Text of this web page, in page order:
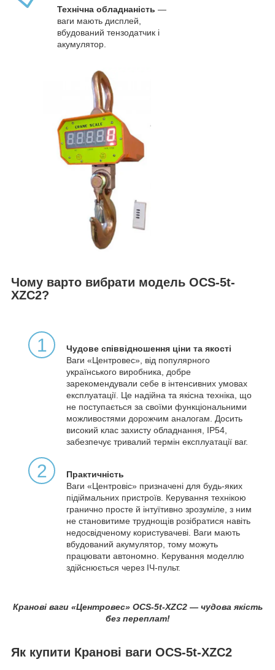
Технічна обладнаність —
ваги мають дисплей,
вбудований тензодатчик і
акумулятор.
Чому варто вибрати модель OCS-5t-
XZC2?
1
Чудове співвідношення ціни та якості
Ваги «Центровес», від популярного
українського виробника, добре
зарекомендували себе в інтенсивних умовах
експлуатації. Це надійна та якісна техніка, що
не поступається за своїми функціональними
можливостями дорожчим аналогам. Досить
високий клас захисту обладнання, IP54,
забезпечує тривалий термін експлуатації ваг.
2
Практичність
Ваги «Центровіс» призначені для будь-яких
підіймальних пристроїв. Керування технікою
гранично просте й інтуїтивно зрозуміле, з ним
не становитиме труднощів розібратися навіть
недосвідченому користувачеві. Ваги мають
вбудований акумулятор, тому можуть
працювати автономно. Керування моделлю
здійснюється через ІЧ-пульт.
Кранові ваги «Центровес» OCS-5t-XZC2 — чудова якість
без переплат!
Як купити Кранові ваги OCS-5t-XZC2